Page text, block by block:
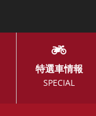
特選車情報
SPECIAL